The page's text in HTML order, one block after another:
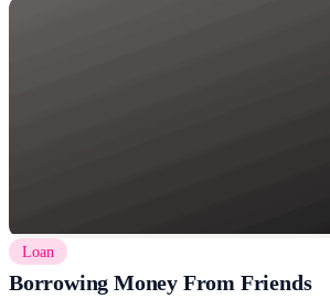
Loan
Borrowing Money From Friends